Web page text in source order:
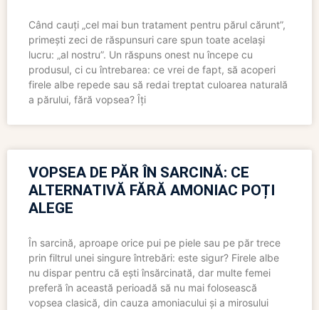
Când cauți „cel mai bun tratament pentru părul cărunt”,
primești zeci de răspunsuri care spun toate același
lucru: „al nostru”. Un răspuns onest nu începe cu
produsul, ci cu întrebarea: ce vrei de fapt, să acoperi
firele albe repede sau să redai treptat culoarea naturală
a părului, fără vopsea? Îți
VOPSEA DE PĂR ÎN SARCINĂ: CE
ALTERNATIVĂ FĂRĂ AMONIAC POȚI
ALEGE
În sarcină, aproape orice pui pe piele sau pe păr trece
prin filtrul unei singure întrebări: este sigur? Firele albe
nu dispar pentru că ești însărcinată, dar multe femei
preferă în această perioadă să nu mai folosească
vopsea clasică, din cauza amoniacului și a mirosului